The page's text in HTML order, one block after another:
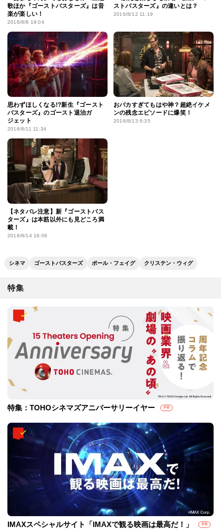
歌ほか『ゴーストバスターズ』は音
楽が楽しい！
2016/8/8 19:04
ストバスターズ』の違いとは？
2016/8/12 11:19
思わずほしくなる!?新生『ゴースト
バスターズ』のゴースト退治ガ
ジェット
2016/8/11 11:34
おバカすぎてもはや神？超絶イケメ
ンの残念エピソードに爆笑！
2016/8/13 6:35
【ネタバレ注意】新『ゴーストバス
ターズ』は本筋以外にも見どころ満
載！
2016/8/14 16:06
シネマ ゴーストバスターズ ポール・フェイグ クリステン・ウィグ
特集
特集：TOHOシネマズアニバーサリーイヤー PR
IMAXスペシャルサイト「IMAXで観る映画は最高だ！」 PR